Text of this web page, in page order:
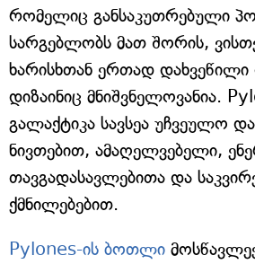
რომელიც განსაკუთრებული
სარგებლობს მათ შორის,
ხარისხთან ერთად დახვეწილი
დიზაინიც მნიშვნელოვანია.
გალაქტიკა სავსეა უჩვეულო
ნივთებით, ამაღელვებელი,
თავგადასავლებითა და
ქმნილებებით.
Pylones-ის ბოთლი